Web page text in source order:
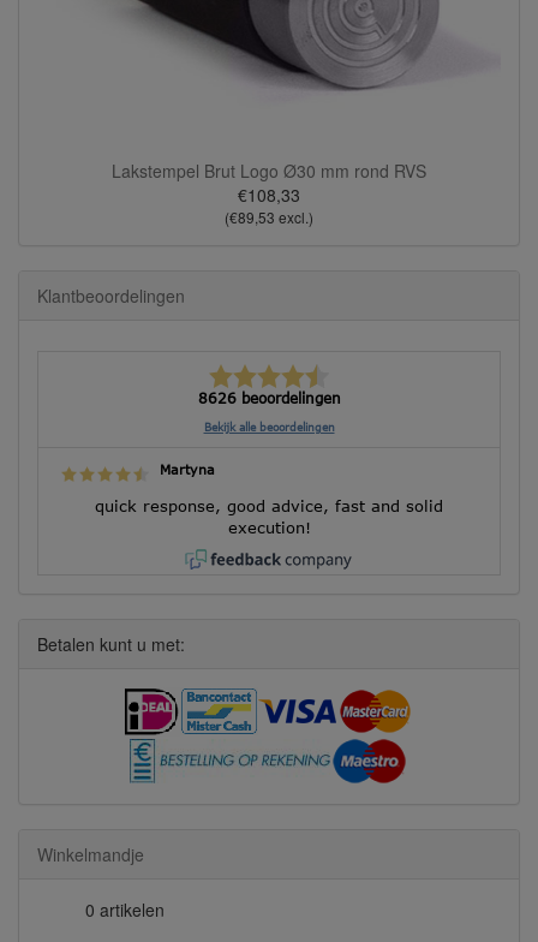
Lakstempel Brut Logo Ø30 mm rond RVS
€108,33
(€89,53 excl.)
Klantbeoordelingen
8626 beoordelingen
Bekijk alle beoordelingen
Martyna
quick response, good advice, fast and solid
execution!
Betalen kunt u met:
Winkelmandje
0 artikelen